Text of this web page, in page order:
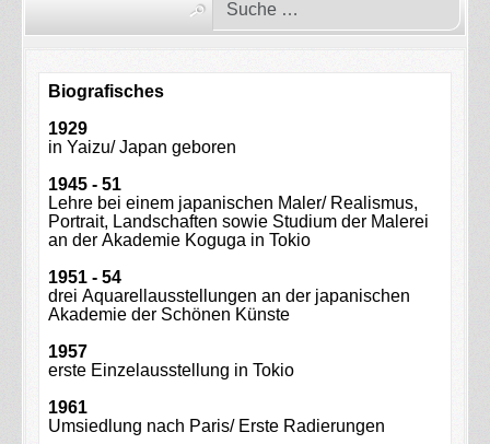
Biografisches
1929
in Yaizu/ Japan geboren
1945 - 51
Lehre bei einem japanischen Maler/ Realismus,
Portrait, Landschaften sowie Studium der Malerei
an der Akademie Koguga in Tokio
1951 - 54
drei Aquarellausstellungen an der japanischen
Akademie der Schönen Künste
1957
erste Einzelausstellung in Tokio
1961
Umsiedlung nach Paris/ Erste Radierungen